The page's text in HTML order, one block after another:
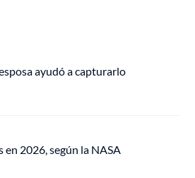
ayudó a capturarlo
2026, según la NASA